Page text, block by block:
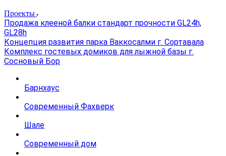
Проекты
Продажа клееной балки стандарт прочности GL24h,
GL28h
Концепция развития парка Ваккосалми г. Сортавала
Комплекс гостевых домиков для лыжной базы г.
Сосновый Бор
Барнхаус
Современный Фахверк
Шале
Современный дом